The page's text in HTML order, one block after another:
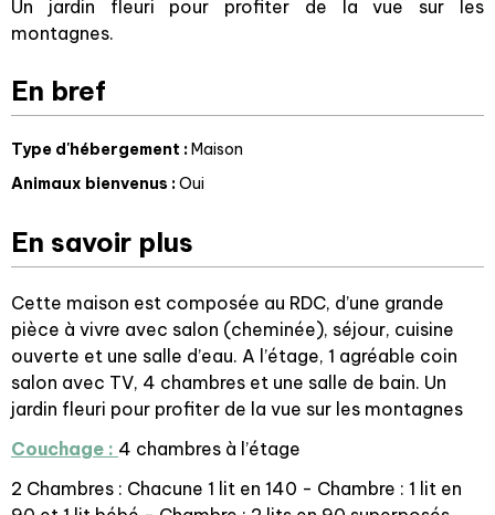
Un jardin fleuri pour profiter de la vue sur les
montagnes.
En bref
Type d'hébergement :Maison
Animaux bienvenus :Oui
En savoir plus
Cette maison est composée au RDC, d’une grande
pièce à vivre avec salon (cheminée), séjour, cuisine
ouverte et une salle d’eau. A l’étage, 1 agréable coin
salon avec TV, 4 chambres et une salle de bain. Un
jardin fleuri pour profiter de la vue sur les montagnes
Couchage : 4 chambres à l’étage
2 Chambres : Chacune 1 lit en 140 - Chambre : 1 lit en